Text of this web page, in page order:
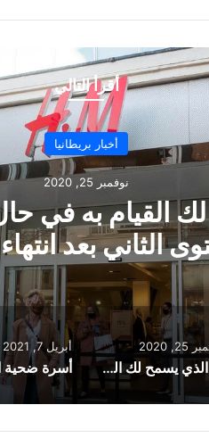
أقرأ التالي
أسرة ضحية
2020
ما الذي يسمح لك القيام به في حال انتقلت لندن إلى المستوى الثاني بعد انتهاء الإغلاق؟
أبريل 7, 2021